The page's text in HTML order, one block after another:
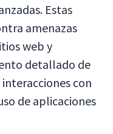
Estas
amenazas
web y
detallado de
con
de aplicaciones